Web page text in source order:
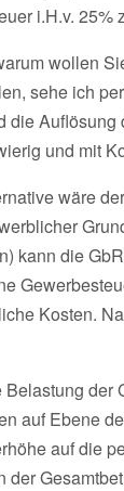
i.H.v.
wollen
sehe ich
die
und mit
wäre
kann die
Kosten.
der
auf Ebene
auf die
der